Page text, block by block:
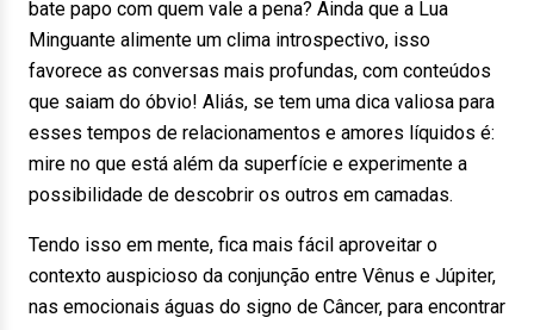
bate papo com quem vale a pena? Ainda que a Lua
Minguante alimente um clima introspectivo, isso
favorece as conversas mais profundas, com conteúdos
que saiam do óbvio! Aliás, se tem uma dica valiosa para
esses tempos de relacionamentos e amores líquidos é:
mire no que está além da superfície e experimente a
possibilidade de descobrir os outros em camadas.
Tendo isso em mente, fica mais fácil aproveitar o
contexto auspicioso da conjunção entre Vênus e Júpiter,
nas emocionais águas do signo de Câncer, para encontrar